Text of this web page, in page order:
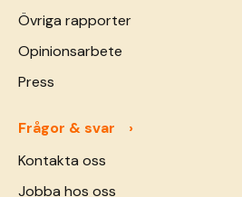
Övriga rapporter
Opinionsarbete
Press
Frågor & svar
Kontakta oss
Jobba hos oss